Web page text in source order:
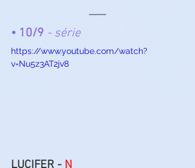
• 10/9 - série
https://www.youtube.com/watch?
v=Nu5z3AT2jv8